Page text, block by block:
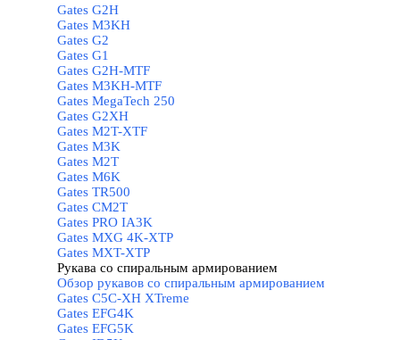
Gates G2H
Gates M3KH
Gates G2
Gates G1
Gates G2H-MTF
Gates M3KH-MTF
Gates MegaTech 250
Gates G2XH
Gates M2T-XTF
Gates M3K
Gates M2T
Gates M6K
Gates TR500
Gates CM2T
Gates PRO IA3K
Gates MXG 4K-XTP
Gates MXT-XTP
Рукава со спиральным армированием
Обзор рукавов со спиральным армированием
Gates C5C-XH XTreme
Gates EFG4K
Gates EFG5K